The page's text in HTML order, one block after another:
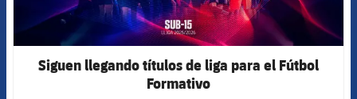
Siguen llegando títulos de liga para el Fútbol
Formativo